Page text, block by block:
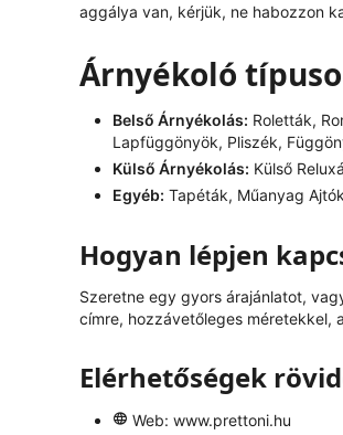
aggálya van, kérjük, ne habozzon
Árnyékoló
Belső Árnyékolás: Roletták,
Lapfüggönyök, Pliszék,
Külső Árnyékolás: Külső
Egyéb: Tapéták, Műanyag
Hogyan lépjen
Szeretne egy gyors árajánlatot,
címre, hozzávetőleges méretekkel,
Elérhetőségek
Web: www.prettoni.hu